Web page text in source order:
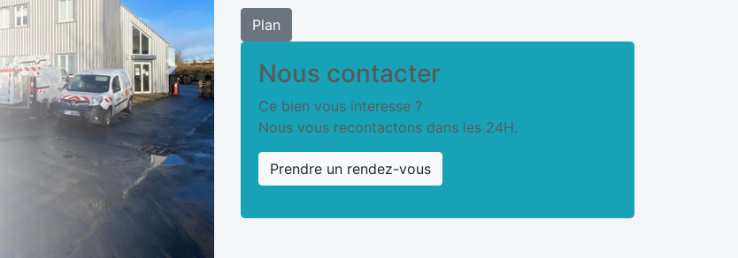
Next
Plan
Nous contacter
Ce bien vous interesse ?
Nous vous recontactons dans les 24H.
Prendre un rendez-vous